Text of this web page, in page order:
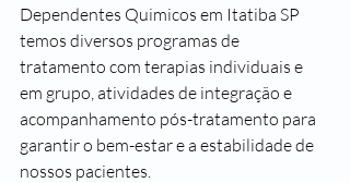
Dependentes Quimicos em Itatiba SP
temos diversos programas de
tratamento com terapias individuais e
em grupo, atividades de integração e
acompanhamento pós-tratamento para
garantir o bem-estar e a estabilidade de
nossos pacientes.